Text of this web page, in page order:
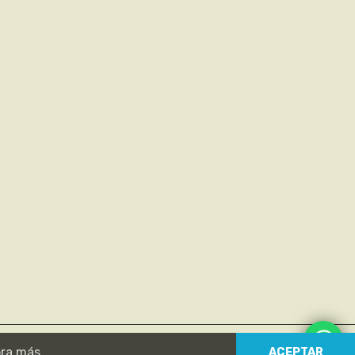
ACEPTAR